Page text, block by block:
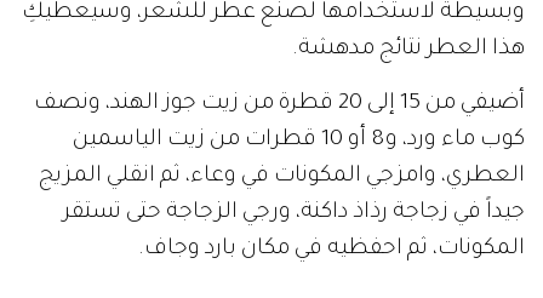
وبسيطة لاستخدامها لصنع عطر للشعر، وسيعطيكِ
هذا العطر نتائج مدهشة.
أضيفي من 15 إلى 20 قطرة من زيت جوز الهند، ونصف
كوب ماء ورد، و8 أو 10 قطرات من زيت الياسمين
العطري، وامزجي المكونات في وعاء، ثم انقلي المزيج
جيداً في زجاجة رذاذ داكنة، ورجي الزجاجة حتى تستقر
المكونات، ثم احفظيه في مكان بارد وجاف.